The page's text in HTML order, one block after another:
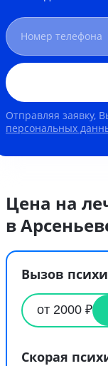
Отправляя заявку,
персональных
Цена на
в
Вызов
от 2000 ₽
Скорая